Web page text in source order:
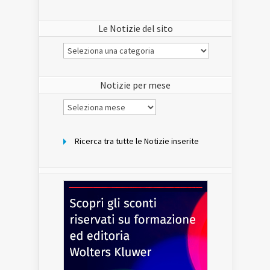
Le Notizie del sito
Le
Notizie
Notizie per mese
Notizie
per
Ricerca tra tutte le Notizie inserite